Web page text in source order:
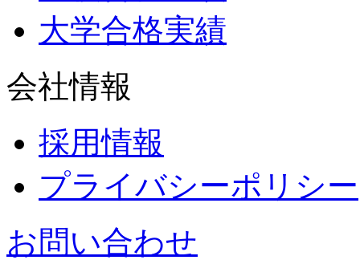
大学合格実績
会社情報
採用情報
プライバシーポリシー
お問い合わせ